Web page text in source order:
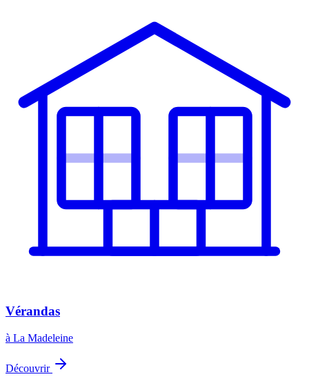
Vérandas
à La Madeleine
Découvrir